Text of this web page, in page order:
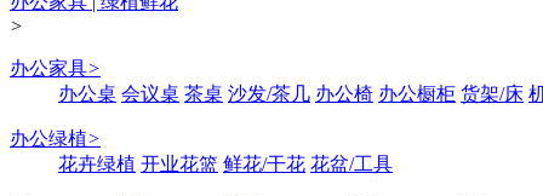
>
办公家具>
办公桌 会议桌 茶桌 沙发/茶几 办公椅 办公橱柜 货架/床
办公绿植>
花卉绿植 开业花篮 鲜花/干花 花盆/工具